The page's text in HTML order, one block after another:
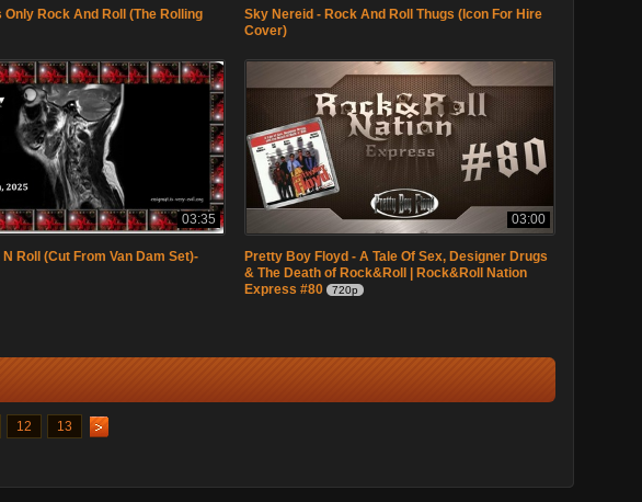
Only Rock And Roll (The Rolling
Sky Nereid - Rock And Roll Thugs (Icon For Hire
Cover)
03:35
Roll (Cut From Van Dam Set)-
03:00
Pretty Boy Floyd - A Tale Of Sex, Designer Drugs
& The Death of Rock&Roll | Rock&Roll Nation
Express #80
720p
12 13